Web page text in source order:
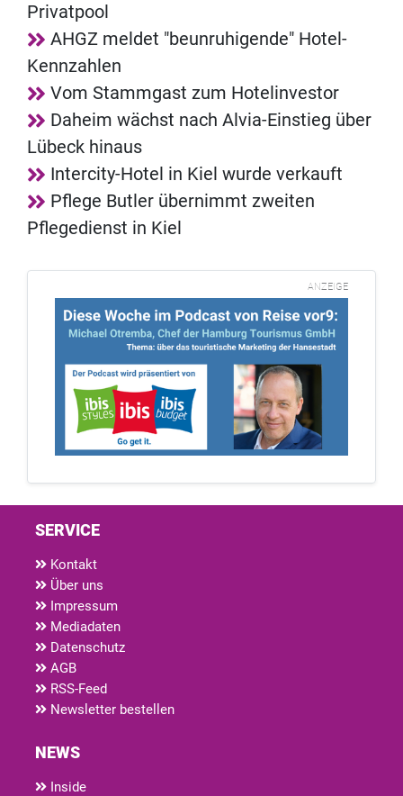
Privatpool
AHGZ meldet "beunruhigende" Hotel-
Kennzahlen
Vom Stammgast zum Hotelinvestor
Daheim wächst nach Alvia-Einstieg über
Lübeck hinaus
Intercity-Hotel in Kiel wurde verkauft
Pflege Butler übernimmt zweiten
Pflegedienst in Kiel
ANZEIGE
SERVICE
Kontakt
Über uns
Impressum
Mediadaten
Datenschutz
AGB
RSS-Feed
Newsletter bestellen
NEWS
Inside